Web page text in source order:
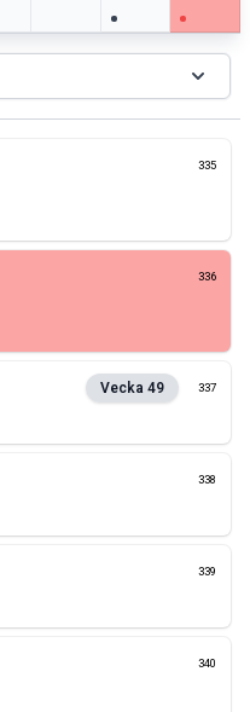
335
336
Vecka49 337
338
339
340